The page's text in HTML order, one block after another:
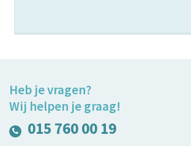
Heb je vragen?
Wij helpen je graag!
015 760 00 19